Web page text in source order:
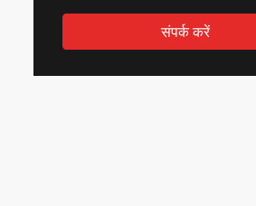
संपर्क करें